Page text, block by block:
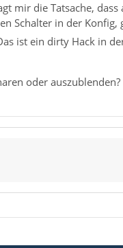
mir die Tatsache,
Schalter in der Konfig,
ist ein dirty Hack in
oder auszublenden?